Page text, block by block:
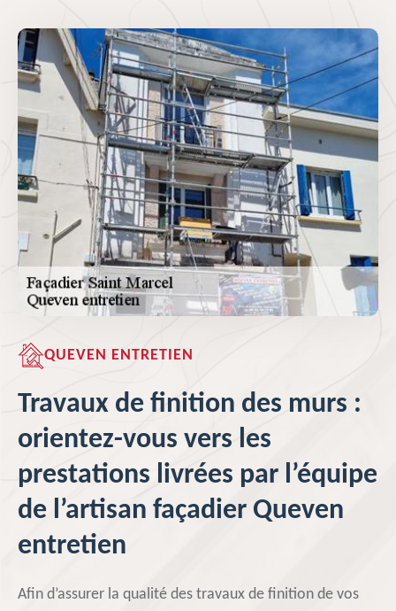
QUEVEN ENTRETIEN
Travaux de finition des murs :
orientez-vous vers les
prestations livrées par l’équipe
de l’artisan façadier Queven
entretien
Afin d’assurer la qualité des travaux de finition de vos